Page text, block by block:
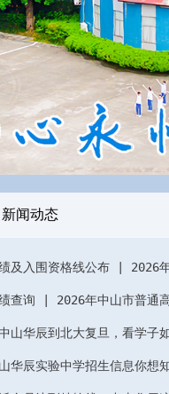
新闻动态